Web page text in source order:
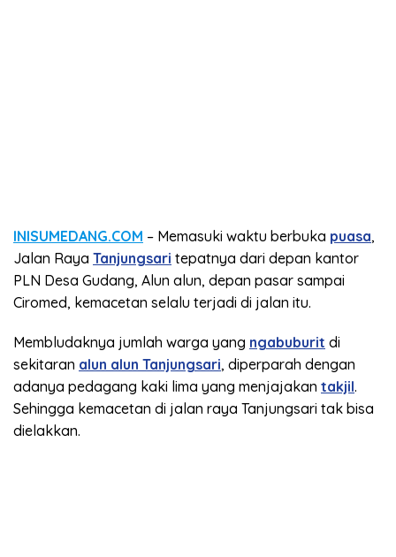
INISUMEDANG.COM – Memasuki waktu berbuka puasa,
Jalan Raya Tanjungsari tepatnya dari depan kantor
PLN Desa Gudang, Alun alun, depan pasar sampai
Ciromed, kemacetan selalu terjadi di jalan itu.
Membludaknya jumlah warga yang ngabuburit di
sekitaran alun alun Tanjungsari, diperparah dengan
adanya pedagang kaki lima yang menjajakan takjil.
Sehingga kemacetan di jalan raya Tanjungsari tak bisa
dielakkan.